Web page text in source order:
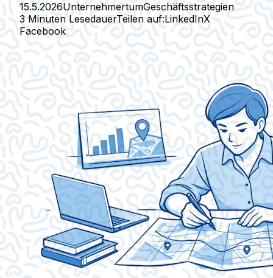
15.5.2026UnternehmertumGeschäftsstrategien
3 Minuten LesedauerTeilen auf:LinkedInX
Facebook